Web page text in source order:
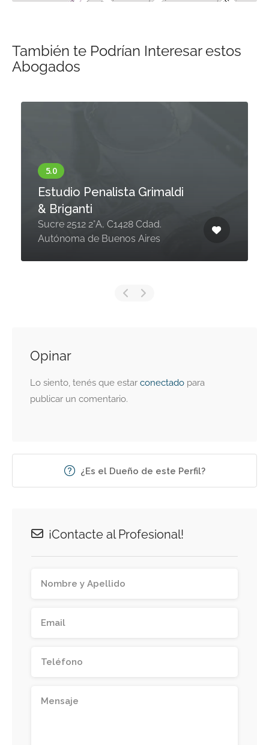
También te Podrían Interesar estos
Abogados
Estudio Penalista Grimaldi
& Briganti
Sucre 2512 2°A, C1428 Cdad.
Autónoma de Buenos Aires
Opinar
Lo siento, tenés que estar conectado para
publicar un comentario.
¿Es el Dueño de este Perfil?
¡Contacte al Profesional!